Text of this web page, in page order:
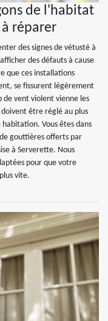
de l'habitat
réparer
des signes de vétusté à
des défauts à cause
que ces installations
se fissurent légèrement
de vent violent vienne les
être réglé au plus
Vous êtes dans
gouttières offerts par
à Serverette. Nous
pour que votre
vite.